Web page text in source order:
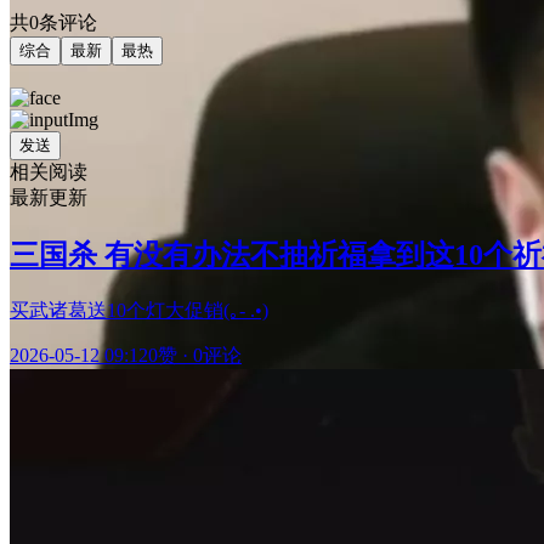
共0条评论
综合 最新 最热
发送
相关阅读
最新更新
三国杀 有没有办法不抽祈福拿到这10个
买武诸葛送10个灯大促销(｡- .•)
2026-05-12 09:120赞 · 0评论